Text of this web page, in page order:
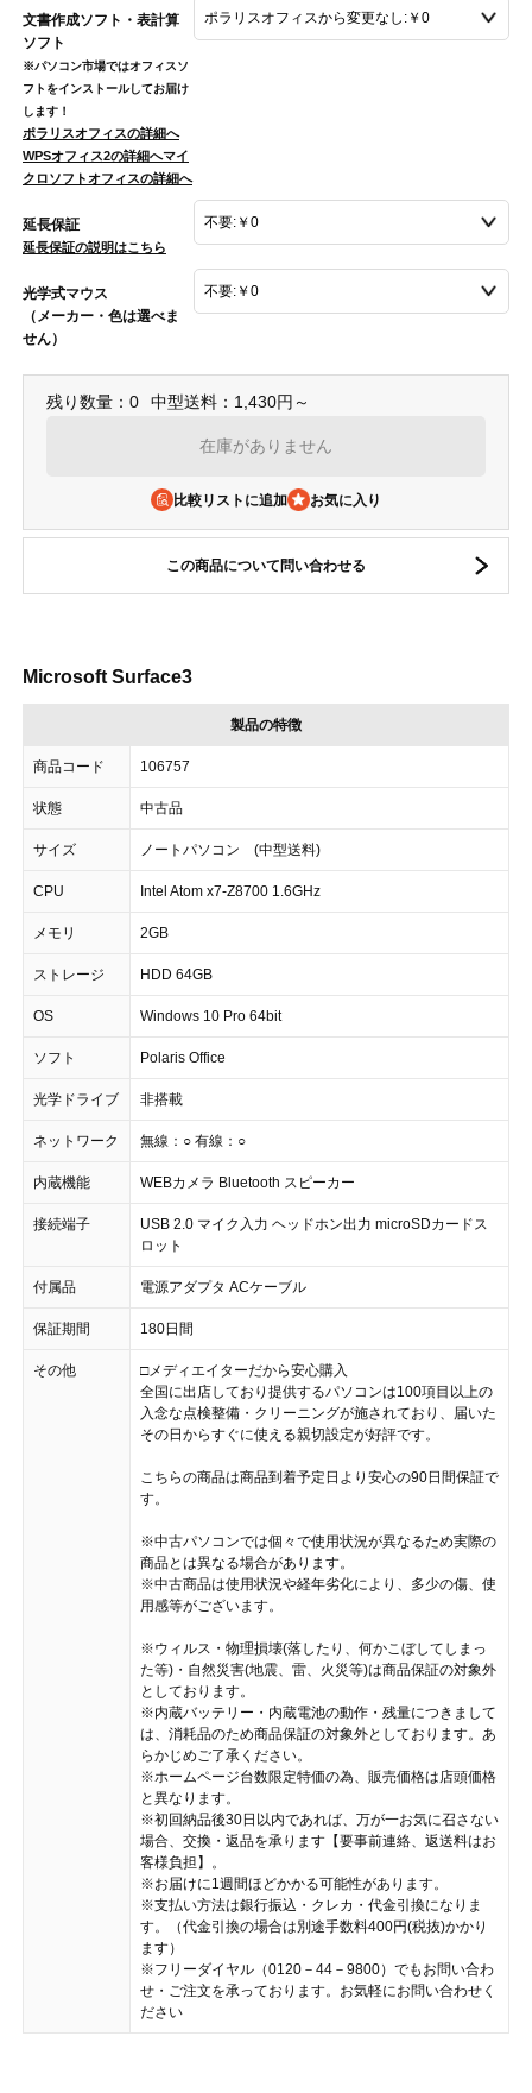
文書作成ソフト・表計算
ソフト
※パソコン市場ではオフィスソ
フトをインストールしてお届け
します！
ポラリスオフィスの詳細へ
WPSオフィス2の詳細へマイ
クロソフトオフィスの詳細へ
延長保証
延長保証の説明はこちら
光学式マウス
（メーカー・色は選べま
せん）
残り数量：0 中型送料：1,430円～
在庫がありません
比較リストに追加
この商品について問い合わせる
Microsoft Surface3
製品の特徴
商品コード 106757
状態 中古品
サイズ ノートパソコン (中型送料)
CPU Intel Atom x7-Z8700 1.6GHz
メモリ 2GB
ストレージ HDD 64GB
OS Windows 10 Pro 64bit
ソフト Polaris Office
光学ドライブ 非搭載
ネットワーク 無線：○ 有線：○
内蔵機能 WEBカメラ Bluetooth スピーカー
接続端子
USB 2.0 マイク入力 ヘッドホン出力 microSDカードス
ロット
付属品 電源アダプタ ACケーブル
保証期間 180日間
その他
□メディエイターだから安心購入
全国に出店しており提供するパソコンは100項目以上の
入念な点検整備・クリーニングが施されており、届いた
その日からすぐに使える親切設定が好評です。
こちらの商品は商品到着予定日より安心の90日間保証で
す。
※中古パソコンでは個々で使用状況が異なるため実際の
商品とは異なる場合があります。
※中古商品は使用状況や経年劣化により、多少の傷、使
用感等がございます。
※ウィルス・物理損壊(落したり、何かこぼしてしまっ
た等)・自然災害(地震、雷、火災等)は商品保証の対象外
としております。
※内蔵バッテリー・内蔵電池の動作・残量につきまして
は、消耗品のため商品保証の対象外としております。あ
らかじめご了承ください。
※ホームページ台数限定特価の為、販売価格は店頭価格
と異なります。
※初回納品後30日以内であれば、万が一お気に召さない
場合、交換・返品を承ります【要事前連絡、返送料はお
客様負担】。
※お届けに1週間ほどかかる可能性があります。
※支払い方法は銀行振込・クレカ・代金引換になりま
す。（代金引換の場合は別途手数料400円(税抜)かかり
ます）
※フリーダイヤル（0120－44－9800）でもお問い合わ
せ・ご注文を承っております。お気軽にお問い合わせく
ださい